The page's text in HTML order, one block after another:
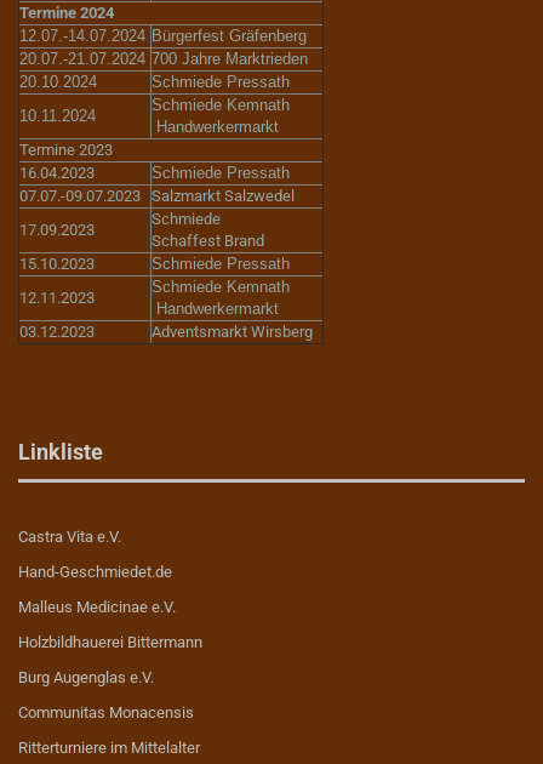
Termine 2024
12.07.-14.07.2024 Bürgerfest Gräfenberg
20.07.-21.07.2024 700 Jahre Marktrieden
20.10.2024
Schmiede Pressath
10.11.2024
Schmiede Kemnath
Handwerkermarkt
Termine 2023
16.04.2023
Schmiede Pressath
07.07.-09.07.2023 Salzmarkt Salzwedel
17.09.2023
Schmiede
Schaffest Brand
15.10.2023
Schmiede Pressath
12.11.2023
Schmiede Kemnath
Handwerkermarkt
03.12.2023
Adventsmarkt Wirsberg
Linkliste
Castra Vita e.V.
Hand-Geschmiedet.de
Malleus Medicinae e.V.
Holzbildhauerei Bittermann
Burg Augenglas e.V.
Communitas Monacensis
Ritterturniere im Mittelalter